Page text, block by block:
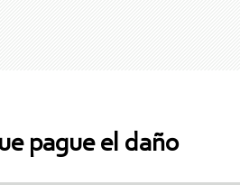
pague el daño